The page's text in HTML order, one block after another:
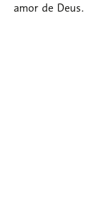
amor de Deus.